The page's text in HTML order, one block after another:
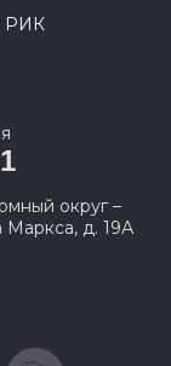
РИК
округ –
Маркса, д. 19А